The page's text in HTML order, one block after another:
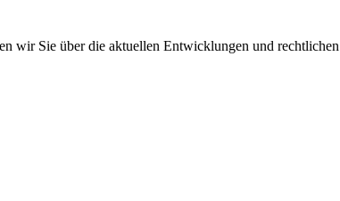
wir Sie über die aktuellen Entwicklungen und